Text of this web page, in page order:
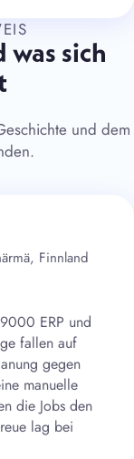
was sich
und dem
Finnland
ERP und
fallen auf
gegen
manuelle
die Jobs den
lag bei